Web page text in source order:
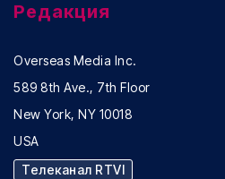
Редакция
Overseas Media Inc.
589 8th Ave., 7th Floor
New York, NY 10018
USA
Телеканал RTVI